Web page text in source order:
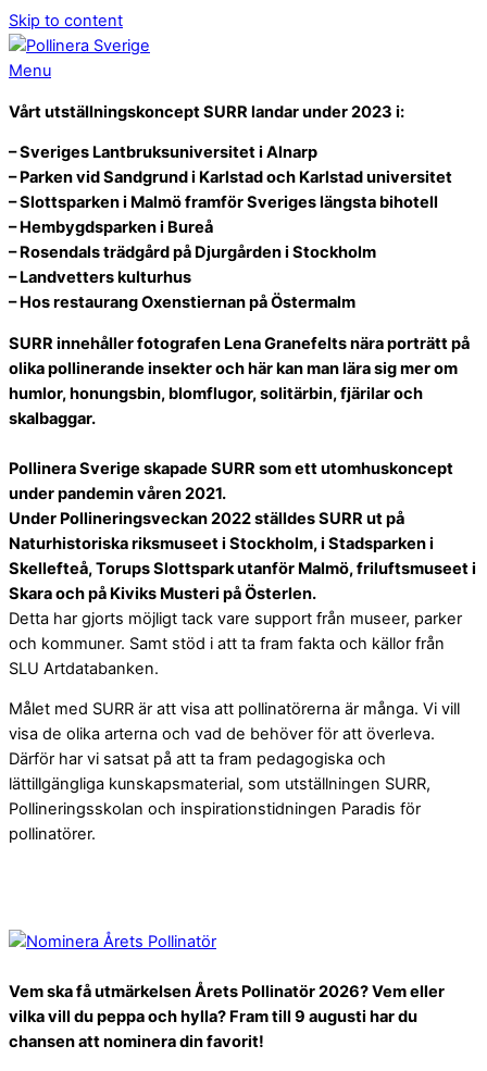
Skip to content
Menu
Vårt utställningskonceptSURR landar under 2023 i:
– Sveriges Lantbruksuniversitet i Alnarp
– Parken vid Sandgrund i Karlstad och Karlstad universitet
– Slottsparken i Malmö framför Sveriges längsta bihotell
– Hembygdsparken i Bureå
– Rosendals trädgård på Djurgården i Stockholm
– Landvetters kulturhus
– Hos restaurang Oxenstiernan på Östermalm
SURR innehåller fotografen Lena Granefelts nära porträtt på
olika pollinerande insekter och här kan man lära sig mer om
humlor, honungsbin, blomflugor, solitärbin, fjärilar och
skalbaggar.
Pollinera Sverige skapade SURR som ett utomhuskoncept
under pandemin våren 2021.
Under Pollineringsveckan 2022 ställdes SURR ut på
Naturhistoriska riksmuseeti Stockholm, i Stadsparken i
Skellefteå, Torups Slottspark utanför Malmö, friluftsmuseet i
Skara och på Kiviks Musteri på Österlen.
Detta har gjorts möjligt tack vare support från museer, parker
och kommuner. Samt stöd i att ta fram fakta och källor från
SLU Artdatabanken.
Målet med SURR är att visa att pollinatörerna är många. Vi vill
visa de olika arterna och vad de behöver för att överleva.
Därför har vi satsat på att ta fram pedagogiska och
lättillgängliga kunskapsmaterial, som utställningen SURR,
Pollineringsskolan och inspirationstidningen Paradis för
pollinatörer.
Vem ska få utmärkelsen Årets Pollinatör 2026? Vem eller
vilka vill du peppa och hylla? Fram till 9 augusti har du
chansen att nominera din favorit!